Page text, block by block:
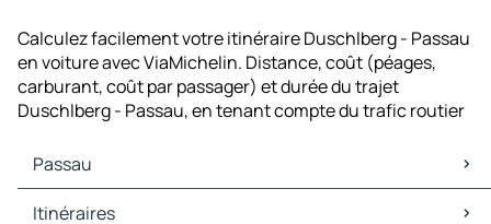
Calculez facilement votre itinéraire Duschlberg - Passau
en voiture avec ViaMichelin. Distance, coût (péages,
carburant, coût par passager) et durée du trajet
Duschlberg - Passau, en tenant compte du trafic routier
Passau
Passau Cartes et plans
Itinéraires